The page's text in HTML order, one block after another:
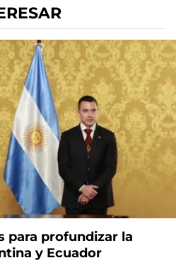
para profundizar la
y Ecuador